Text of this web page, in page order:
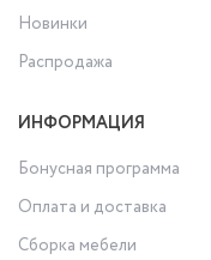
Новинки
Распродажа
ИНФОРМАЦИЯ
Бонусная программа
Оплата и доставка
Сборка мебели